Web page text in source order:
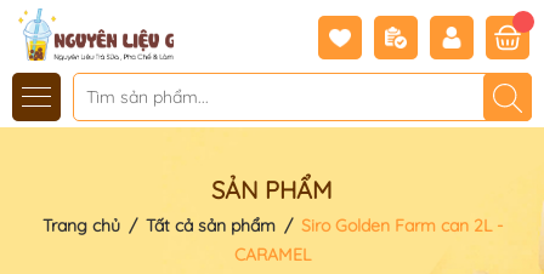
SẢN PHẨM
Trang chủ / Tất cả sản phẩm / Siro Golden Farm can 2L -
CARAMEL